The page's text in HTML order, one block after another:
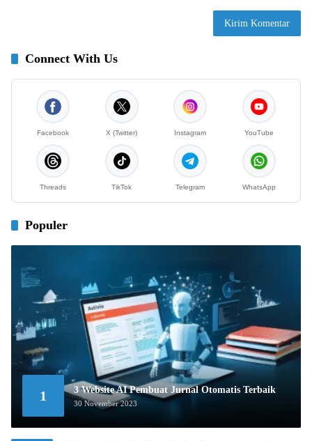
Connect With Us
Facebook X (Twitter) Instagram YouTube
Threads TikTok Telegram WhatsApp
Populer
1 3 Website AI Pembuat Jurnal Otomatis Terbaik
30 November 2023